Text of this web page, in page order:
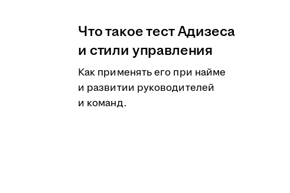
Что такое тест Адизеса
и стили управления
Как применять его при найме
и развитии руководителей
и команд.